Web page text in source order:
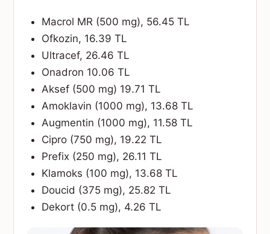
Macrol MR (500 mg), 56.45 TL
Ofkozin, 16.39 TL
Ultracef, 26.46 TL
Onadron 10.06 TL
Aksef (500 mg) 19.71 TL
Amoklavin (1000 mg), 13.68 TL
Augmentin (1000 mg), 11.58 TL
Cipro (750 mg), 19.22 TL
Prefix (250 mg), 26.11 TL
Klamoks (100 mg), 13.68 TL
Doucid (375 mg), 25.82 TL
Dekort (0.5 mg), 4.26 TL